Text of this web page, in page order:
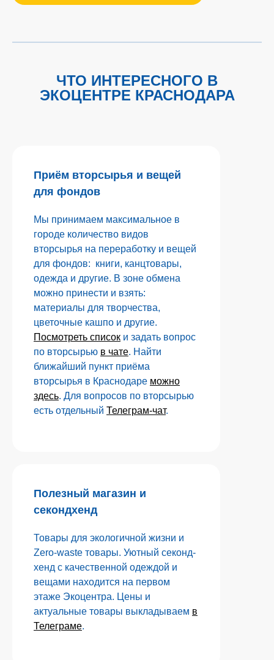
ЧТО ИНТЕРЕСНОГО В
ЭКОЦЕНТРЕ КРАСНОДАРА
Приём вторсырья и вещей
для фондов
Мы принимаем максимальное в
городе количество видов
вторсырья на переработку и вещей
для фондов: книги, канцтовары,
одежда и другие. В зоне обмена
можно принести и взять:
материалы для творчества,
цветочные кашпо и другие.
Посмотреть список и задать вопрос
по вторсырью в чате. Найти
ближайший пункт приёма
вторсырья в Краснодаре можно
здесь. Для вопросов по вторсырью
есть отдельный Телеграм-чат.
Полезный магазин и
секондхенд
Товары для экологичной жизни и
Zero-waste товары. Уютный секонд-
хенд с качественной одеждой и
вещами находится на первом
этаже Экоцентра. Цены и
актуальные товары выкладываем в
Телеграме.